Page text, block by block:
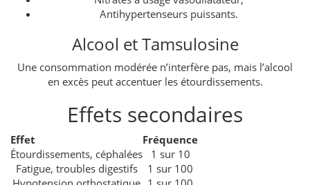
Antihypertenseurs puissants.
Alcool et Tamsulosine
Une consommation modérée n’interfère pas, mais l’alcool
en excès peut accentuer les étourdissements.
Effets secondaires
Effet
Fréquence
Étourdissements, céphalées
1 sur 10
Fatigue, troubles digestifs
1 sur 100